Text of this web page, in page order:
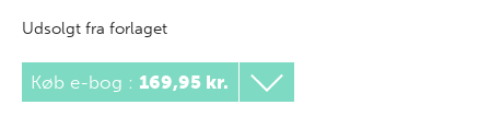
Udsolgt fra forlaget
Køb e-bog : 169,95 kr.